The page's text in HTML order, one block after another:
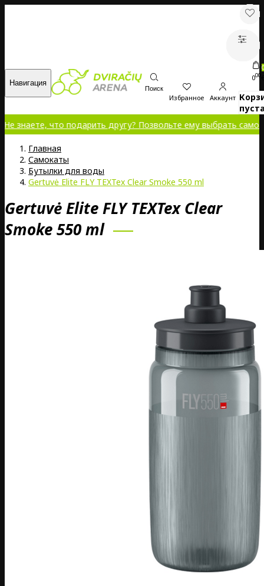
Навигация
Поиск
Избранное Аккаунт
0
000
что подарить другу? Позвольте ему выбрать самому!
Главная
Самокаты
Бутылки для воды
Gertuvė Elite FLY TEXTex Clear Smoke 550 ml
Gertuvė Elite FLY TEXTex Clear
Smoke 550 ml